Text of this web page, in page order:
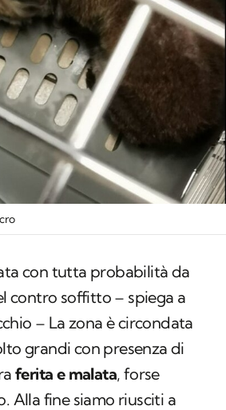
con tutta probabilità da
contro soffitto – spiega a
– La zona è circondata
grandi con presenza di
ferita e malata, forse
Alla fine siamo riusciti a